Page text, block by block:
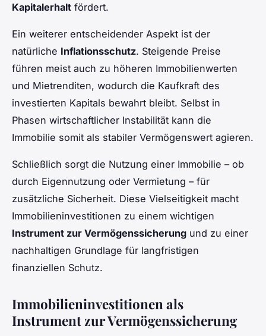
Kapitalerhalt fördert.
Ein weiterer entscheidender Aspekt ist der
natürliche Inflationsschutz. Steigende Preise
führen meist auch zu höheren Immobilienwerten
und Mietrenditen, wodurch die Kaufkraft des
investierten Kapitals bewahrt bleibt. Selbst in
Phasen wirtschaftlicher Instabilität kann die
Immobilie somit als stabiler Vermögenswert agieren.
Schließlich sorgt die Nutzung einer Immobilie – ob
durch Eigennutzung oder Vermietung – für
zusätzliche Sicherheit. Diese Vielseitigkeit macht
Immobilieninvestitionen zu einem wichtigen
Instrument zur Vermögenssicherung und zu einer
nachhaltigen Grundlage für langfristigen
finanziellen Schutz.
Immobilieninvestitionen als
Instrument zur Vermögenssicherung